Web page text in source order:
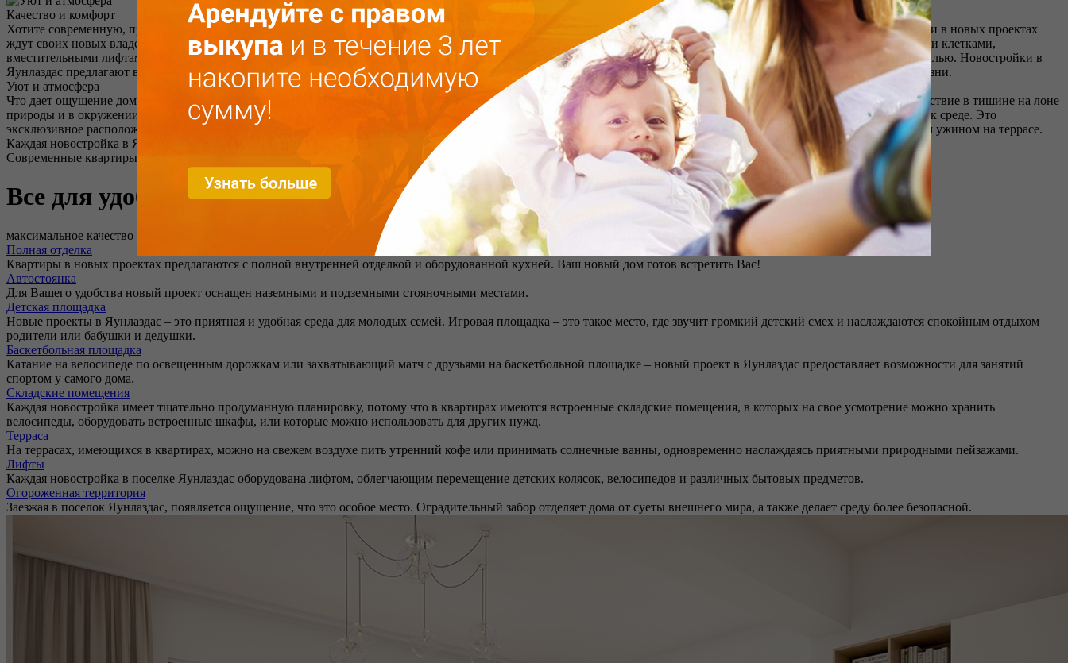
Качество и комфорт
Хотите современную, просторную квартиру в пригороде Риги? Добро пожаловать в поселок Яунлаздас! 10 сданных в эксплуатацию зданий с современными квартирами в новых проектах
ждут своих новых владельцев. Квартиры с продуманной планировкой, полезными складскими помещениями и местами для хранения вещей, просторными лестничными клетками,
вместительными лифтами, удобными подземными и наземными стоянками – новые проекты выполняют требования, выдвигаемые к качественному и современному жилью. Новостройки в
Яунлаздас предлагают великолепную транспортную и дорожную инфраструктуру, возможности для торговли, образования, спорта и т. п. для удобной и комфортной жизни.
Уют и атмосфера
Что дает ощущение дома в поселке Яунлаздас? Это квартиры с полной отделкой в новых проектах, в которых после суетливого большого города можно обрести спокойствие в тишине на лоне
природы и в окружении соснового леса. Это новые проекты для семейной гармонии, где можно проводить время вместе с детьми в безопасной и приведенной в порядок среде. Это
эксклюзивное расположение, благодаря которому в течение 10 минут можно добраться домой из центра Риги и вместе с семьей насладиться только что приготовленным ужином на террасе.
Каждая новостройка в Яунлаздас – это наполненные светом помещения в Вашем доме, потому что новые проекты имеют продуманную планировку и широкие окна.
Современные квартиры и зеленая гармоничная среда для привлекательного проживания в пригороде. Новый проект в Яунлаздас – место, где сбываются мечты!
Все для удобства вашей семьи!
максимальное качество
Полная отделка
Квартиры в новых проектах предлагаются с полной внутренней отделкой и оборудованной кухней. Ваш новый дом готов встретить Вас!
Автостоянка
Для Вашего удобства новый проект оснащен наземными и подземными стояночными местами.
Детская площадка
Новые проекты в Яунлаздас – это приятная и удобная среда для молодых семей. Игровая площадка – это такое место, где звучит громкий детский смех и наслаждаются спокойным отдыхом
родители или бабушки и дедушки.
Баскетбольная площадка
Катание на велосипеде по освещенным дорожкам или захватывающий матч с друзьями на баскетбольной площадке – новый проект в Яунлаздас предоставляет возможности для занятий
спортом у самого дома.
Складские помещения
Каждая новостройка имеет тщательно продуманную планировку, потому что в квартирах имеются встроенные складские помещения, в которых на свое усмотрение можно хранить
велосипеды, оборудовать встроенные шкафы, или которые можно использовать для других нужд.
Терраса
На террасах, имеющихся в квартирах, можно на свежем воздухе пить утренний кофе или принимать солнечные ванны, одновременно наслаждаясь приятными природными пейзажами.
Лифты
Каждая новостройка в поселке Яунлаздас оборудована лифтом, облегчающим перемещение детских колясок, велосипедов и различных бытовых предметов.
Огороженная территория
Заезжая в поселок Яунлаздас, появляется ощущение, что это особое место. Оградительный забор отделяет дома от суеты внешнего мира, а также делает среду более безопасной.